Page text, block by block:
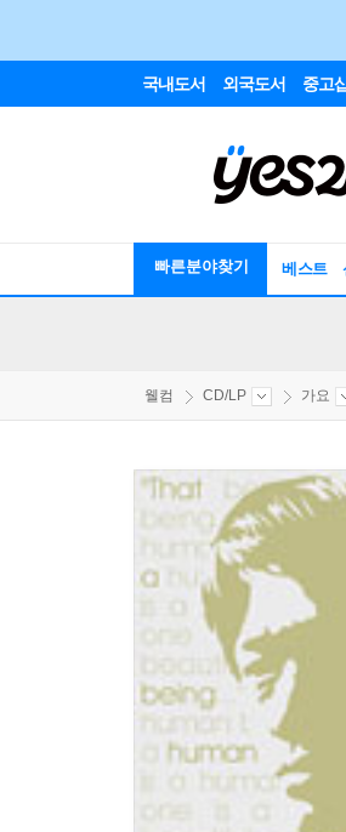
국내도서 외국도서 중고
빠른분야찾기 베스트
웰컴 CD/LP 가요